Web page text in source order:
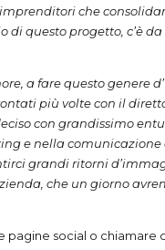
che
questo progetto, c’è
a fare questo genere
più volte con il
con grandissimo
e nella comunicazione
grandi ritorni
che un giorno
social o chiamare